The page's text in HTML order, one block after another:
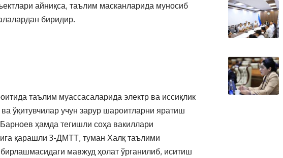
айниқса, таълим масканларида муносиб
биридир.
таълим муассасаларида электр ва иссиқлик
ўқитувчилар учун зарур шароитларни яратиш
ҳамда тегишли соҳа вакиллари
қарашли 3-ДМТТ, туман Халқ таълими
мавжуд ҳолат ўрганилиб, иситиш